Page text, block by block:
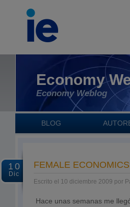
Economy
Economy Weblog
BLOG
10
Dic
FEMALE
Escrito el 10 diciembre 2009 por
Hace unas semanas me